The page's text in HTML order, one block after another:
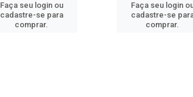
Faça seu login ou
cadastre-se para
comprar.
Faça seu login
cadastre-se
comprar.